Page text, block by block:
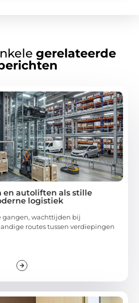
gerelateerde
en autoliften als stille
logistiek
gangen, wachttijden bij
routes tussen verdiepingen